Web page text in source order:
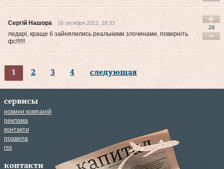
Сергій Нашора 16 октября 2013, 18:33
ледарі, краще б зайнялились реальними злочинами, поверніть
фс!!!!!!
28
1 2 3 4 следующая
сервисы
новини компаній
реклама
контакти
правила
rss
контакти